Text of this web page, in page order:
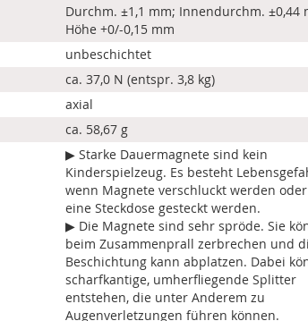
Durchm. ±1,1 mm; Innendurchm. ±0,44
Höhe +0/-0,15 mm
unbeschichtet
ca. 37,0 N (entspr. 3,8 kg)
axial
ca. 58,67 g
▶ Starke Dauermagnete sind kein
Kinderspielzeug. Es besteht
wenn Magnete verschluckt werden
eine Steckdose gesteckt werden.
▶ Die Magnete sind sehr spröde. Sie
beim Zusammenprall zerbrechen und
Beschichtung kann abplatzen. Dabei
scharfkantige, umherfliegende Splitter
entstehen, die unter Anderem zu
Augenverletzungen führen können.